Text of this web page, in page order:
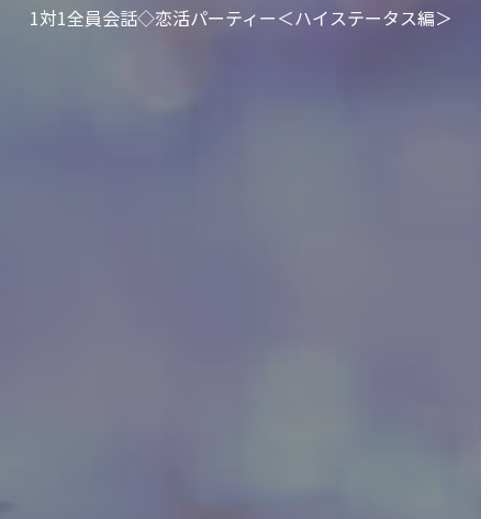
1対1全員会話◇恋活パーティー＜ハイステータス編＞